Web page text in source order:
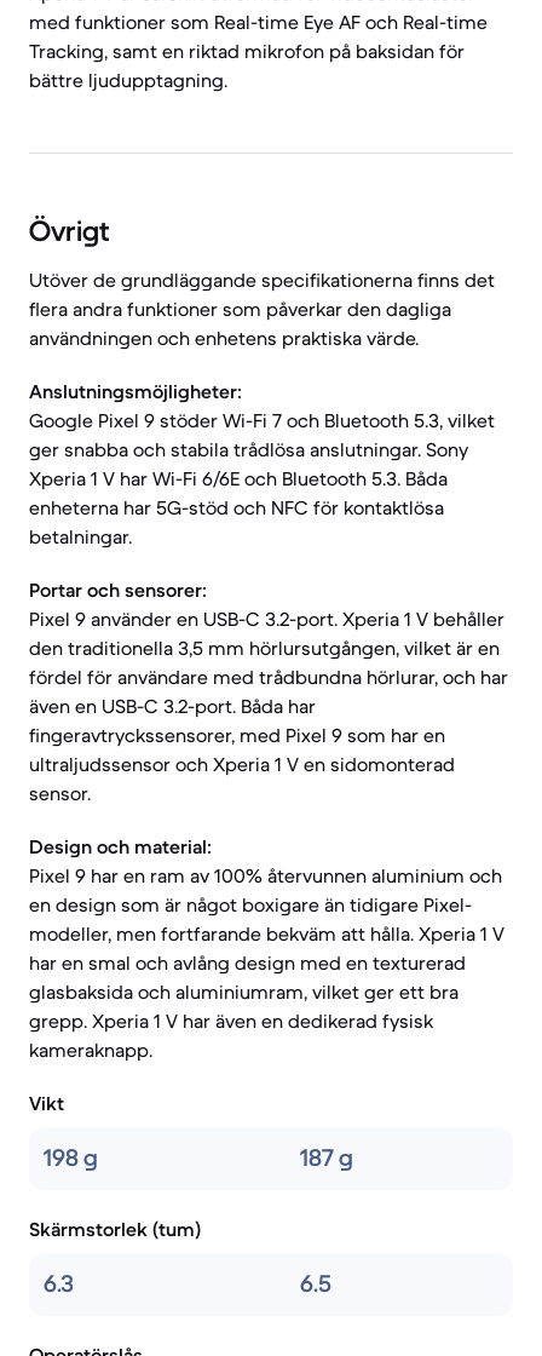
med funktioner som Real-time Eye AF och Real-time
Tracking, samt en riktad mikrofon på baksidan för
bättre ljudupptagning.
Övrigt
Utöver de grundläggande specifikationerna finns det
flera andra funktioner som påverkar den dagliga
användningen och enhetens praktiska värde.
Anslutningsmöjligheter:
Google Pixel 9 stöder Wi-Fi 7 och Bluetooth 5.3, vilket
ger snabba och stabila trådlösa anslutningar. Sony
Xperia 1 V har Wi-Fi 6/6E och Bluetooth 5.3. Båda
enheterna har 5G-stöd och NFC för kontaktlösa
betalningar.
Portar och sensorer:
Pixel 9 använder en USB-C 3.2-port. Xperia 1 V behåller
den traditionella 3,5 mm hörlursutgången, vilket är en
fördel för användare med trådbundna hörlurar, och har
även en USB-C 3.2-port. Båda har
fingeravtryckssensorer, med Pixel 9 som har en
ultraljudssensor och Xperia 1 V en sidomonterad
sensor.
Design och material:
Pixel 9 har en ram av 100% återvunnen aluminium och
en design som är något boxigare än tidigare Pixel-
modeller, men fortfarande bekväm att hålla. Xperia 1 V
har en smal och avlång design med en texturerad
glasbaksida och aluminiumram, vilket ger ett bra
grepp. Xperia 1 V har även en dedikerad fysisk
kameraknapp.
Vikt
198 g 187 g
Skärmstorlek (tum)
6.3 6.5